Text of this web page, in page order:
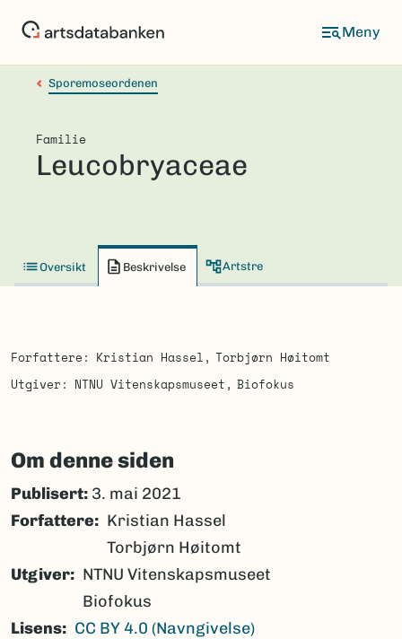
Sporemoseordenen
Familie
Leucobryaceae
Oversikt Beskrivelse Artstre
Forfattere Kristian Hassel
Torbjørn Høitomt
Utgiver
NTNU Vitenskapsmuseet Biofokus
Om denne siden
Publisert: 3. mai 2021
Forfattere
Kristian Hassel
Torbjørn Høitomt
Utgiver
NTNU Vitenskapsmuseet
Biofokus
Lisens
CC BY 4.0 (Navngivelse)